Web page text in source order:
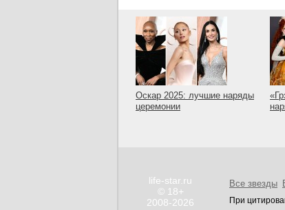
Оскар 2025: лучшие наряды
церемонии
life-star.ru
© 18+
2008-2026
Все звезды
При